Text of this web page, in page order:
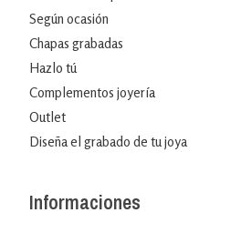
Según ocasión
Chapas grabadas
Hazlo tú
Complementos joyería
Outlet
Diseña el grabado de tu joya
Informaciones